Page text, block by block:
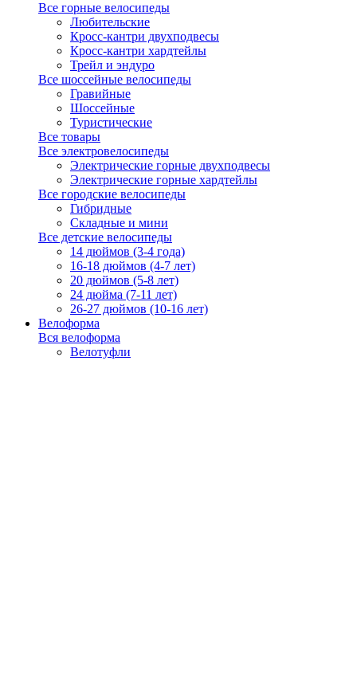
Все горные велосипеды
Любительские
Кросс-кантри двухподвесы
Кросс-кантри хардтейлы
Трейл и эндуро
Все шоссейные велосипеды
Гравийные
Шоссейные
Туристические
Все товары
Все электровелосипеды
Электрические горные двухподвесы
Электрические горные хардтейлы
Все городские велосипеды
Гибридные
Складные и мини
Все детские велосипеды
14 дюймов (3-4 года)
16-18 дюймов (4-7 лет)
20 дюймов (5-8 лет)
24 дюйма (7-11 лет)
26-27 дюймов (10-16 лет)
Велоформа
Вся велоформа
Велотуфли